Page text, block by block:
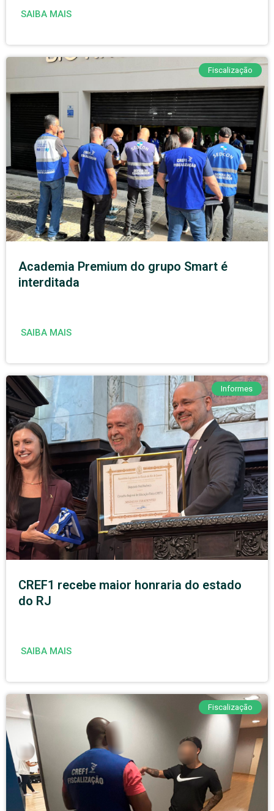
SAIBA MAIS
Fiscalização
Academia Premium do grupo Smart é
interditada
SAIBA MAIS
Informes
CREF1 recebe maior honraria do estado
do RJ
SAIBA MAIS
Fiscalização